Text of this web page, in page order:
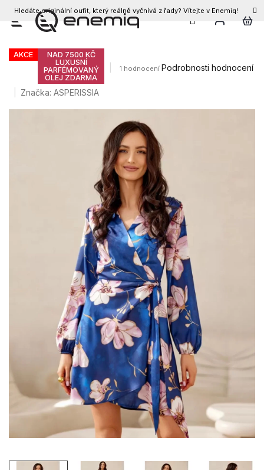
Přejít
Hledáte originální oufit, který reálně vyčnívá z řady? Vítejte v Enemiq!
CZK
Dámské šaty SOPHIE
AKCE
NAD 7500 KČ
LUXUSNÍ
PARFÉMOVANÝ
OLEJ ZDARMA
Průměrné
5,0
z
5
hvězdiček.
1 hodnocení Podrobnosti hodnocení
Značka:ASPERISSIA